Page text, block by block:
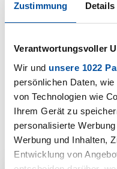
Zustimmung Details
Verantwortungsvoller
Wir und unsere 1022
persönlichen Daten,
von Technologien wie
Ihrem Gerät zu
personalisierte
Werbung und Inhalten,
Entwicklung von